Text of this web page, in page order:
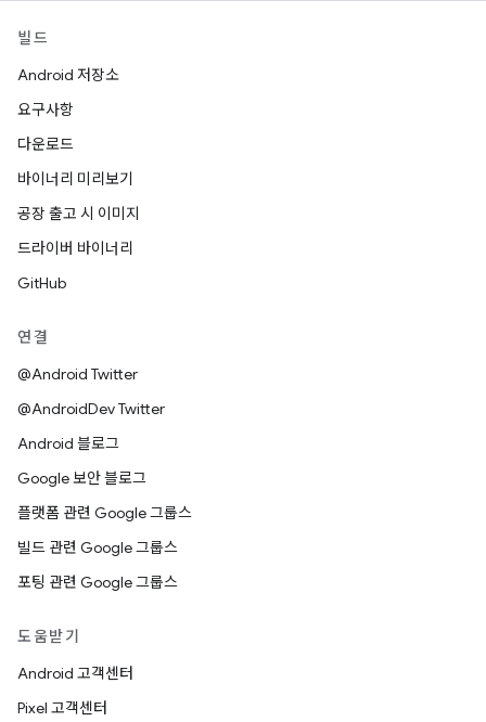
빌드
Android 저장소
요구사항
다운로드
바이너리 미리보기
공장 출고 시 이미지
드라이버 바이너리
GitHub
연결
@Android Twitter
@AndroidDev Twitter
Android 블로그
Google 보안 블로그
플랫폼 관련 Google 그룹스
빌드 관련 Google 그룹스
포팅 관련 Google 그룹스
도움받기
Android 고객센터
Pixel 고객센터